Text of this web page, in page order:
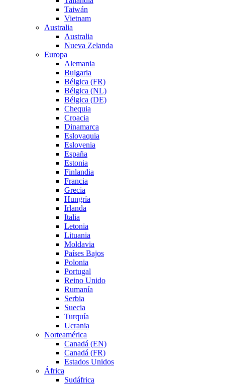
Taiwán
Vietnam
Australia
Australia
Nueva Zelanda
Europa
Alemania
Bulgaria
Bélgica (FR)
Bélgica (NL)
Bélgica (DE)
Chequia
Croacia
Dinamarca
Eslovaquia
Eslovenia
España
Estonia
Finlandia
Francia
Grecia
Hungría
Irlanda
Italia
Letonia
Lituania
Moldavia
Países Bajos
Polonia
Portugal
Reino Unido
Rumanía
Serbia
Suecia
Turquía
Ucrania
Norteamérica
Canadá (EN)
Canadá (FR)
Estados Unidos
África
Sudáfrica